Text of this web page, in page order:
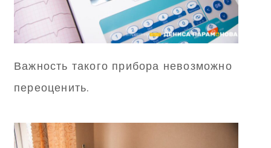
Важность такого прибора невозможно
переоценить.